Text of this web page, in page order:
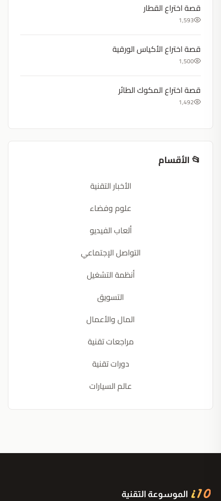
قصة اختراع القطار
1,593
قصة اختراع الأكياس الورقية
1,500
قصة اختراع المكوك الطائر
1,492
📂 الأقسام
الأخبار التقنية
علوم وفضاء
ألعاب الفيديو
التواصل الإجتماعي
أنظمة التشغيل
التسويق
المال والأعمال
مراجعات تقنية
دورات تقنية
عالم السيارات